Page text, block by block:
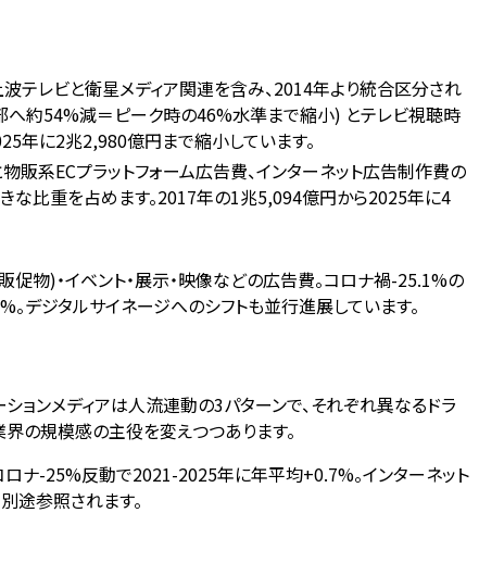
テレビと衛星メディア関連を含み、2014年より統合区分され
約54%減＝ピーク時の46%水準まで縮小) とテレビ視聴時
年に2兆2,980億円まで縮小しています。
販系ECプラットフォーム広告費、インターネット広告制作費の
な比重を占めます。2017年の1兆5,094億円から2025年に4
促物)・イベント・展示・映像などの広告費。コロナ禍-25.1%の
デジタルサイネージへのシフトも並行進展しています。
ョンメディアは人流連動の3パターンで、それぞれ異なるドラ
の規模感の主役を変えつつあります。
ナ-25%反動で2021-2025年に年平均+0.7%。インターネット
途参照されます。